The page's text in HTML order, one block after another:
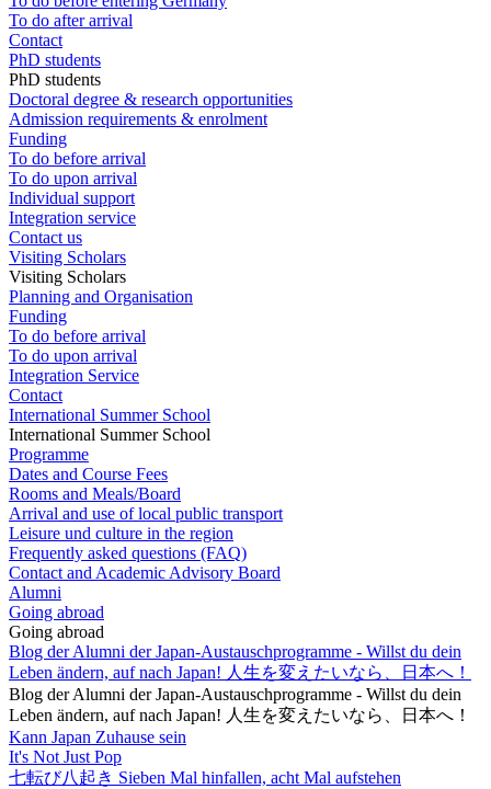
To do after arrival
Contact
PhD students
PhD students
Doctoral degree & research opportunities
Admission requirements & enrolment
Funding
To do before arrival
To do upon arrival
Individual support
Integration service
Contact us
Visiting Scholars
Visiting Scholars
Planning and Organisation
Funding
To do before arrival
To do upon arrival
Integration Service
Contact
International Summer School
International Summer School
Programme
Dates and Course Fees
Rooms and Meals/Board
Arrival and use of local public transport
Leisure und culture in the region
Frequently asked questions (FAQ)
Contact and Academic Advisory Board
Alumni
Going abroad
Going abroad
Blog der Alumni der Japan-Austauschprogramme - Willst du dein
Leben ändern, auf nach Japan! 人生を変えたいなら、日本へ！
Blog der Alumni der Japan-Austauschprogramme - Willst du dein
Leben ändern, auf nach Japan! 人生を変えたいなら、日本へ！
Kann Japan Zuhause sein
It's Not Just Pop
七転び八起き Sieben Mal hinfallen, acht Mal aufstehen